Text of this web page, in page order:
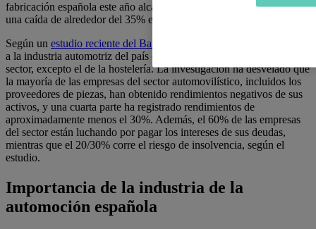
fabricación española este año alcancen entre 800.000 y 850.000,
una caída de alrededor del 35% en comparación con 2019.
Según un estudio reciente del Banco de España
a la industria automotriz del país con más fuerza que a cualquier otro
sector, excepto el de la hostelería. La investigación ha desvelado que
la mayoría de las empresas del sector automovilístico, incluidos los
proveedores de piezas, han obtenido rendimientos negativos de sus
activos, y una cuarta parte ha registrado rendimientos de
aproximadamente menos el 30%. Además, el 60% de las empresas
del sector están luchando por pagar los intereses de sus deudas,
mientras que el 20/30% corre el riesgo de insolvencia, según el
estudio.
Importancia de la industria de la
automoción española